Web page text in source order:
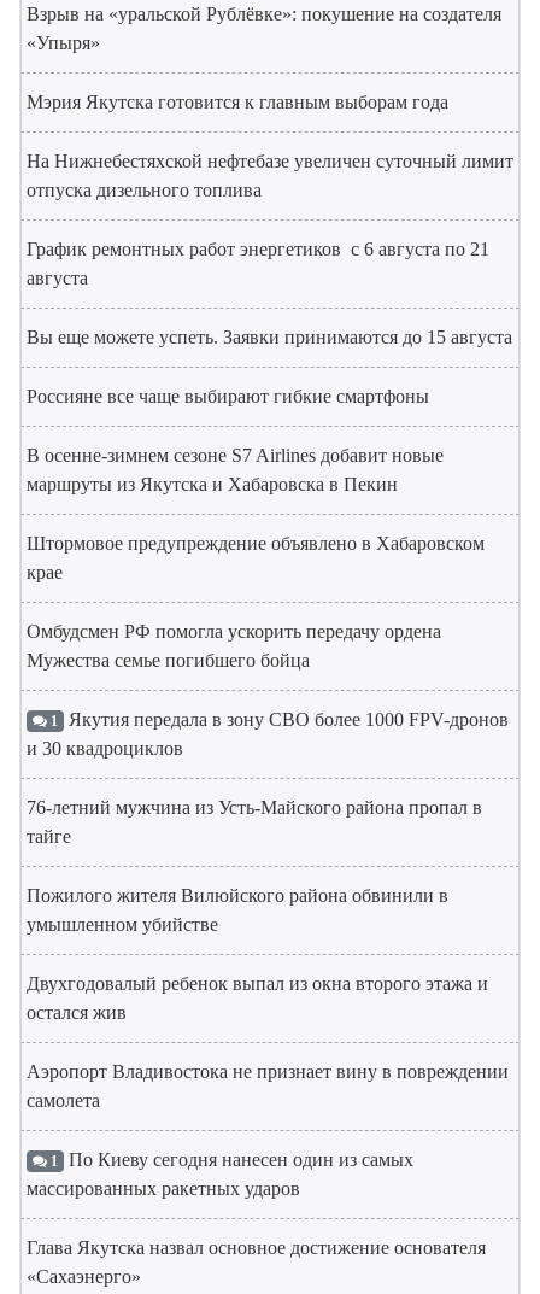
Взрыв на «уральской Рублёвке»: покушение на создателя
«Упыря»
Мэрия Якутска готовится к главным выборам года
На Нижнебестяхской нефтебазе увеличен суточный лимит
отпуска дизельного топлива
График ремонтных работ энергетиков с 6 августа по 21
августа
Вы еще можете успеть. Заявки принимаются до 15 августа
Россияне все чаще выбирают гибкие смартфоны
В осенне-зимнем сезоне S7 Airlines добавит новые
маршруты из Якутска и Хабаровска в Пекин
Штормовое предупреждение объявлено в Хабаровском
крае
Омбудсмен РФ помогла ускорить передачу ордена
Мужества семье погибшего бойца
1 Якутия передала в зону СВО более 1000 FPV-дронов
и 30 квадроциклов
76-летний мужчина из Усть-Майского района пропал в
тайге
Пожилого жителя Вилюйского района обвинили в
умышленном убийстве
Двухгодовалый ребенок выпал из окна второго этажа и
остался жив
Аэропорт Владивостока не признает вину в повреждении
самолета
1 По Киеву сегодня нанесен один из самых
массированных ракетных ударов
Глава Якутска назвал основное достижение основателя
«Сахаэнерго»